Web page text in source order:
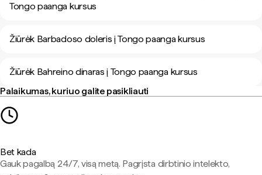
Tongo paanga kursus
Žiūrėk Barbadoso doleris į Tongo paanga kursus
Žiūrėk Bahreino dinaras į Tongo paanga kursus
Palaikumas, kuriuo galite pasikliauti
Bet kada
Gauk pagalbą 24/7, visą metą. Pagrįsta dirbtinio intelekto,